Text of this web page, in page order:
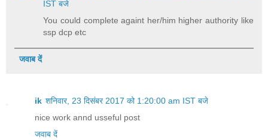
IST बजे
You could complete againt her/him higher authority like
ssp dcp etc
जवाब दें
ik शनिवार, 23 दिसंबर 2017 को 1:20:00 am IST बजे
nice work annd usseful post
जवाब दें